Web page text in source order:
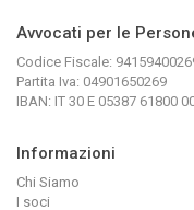
Avvocati per le
Codice Fiscale:
Partita Iva: 04901650269
IBAN: IT 30 E 05387 61800
Informazioni
Chi Siamo
I soci